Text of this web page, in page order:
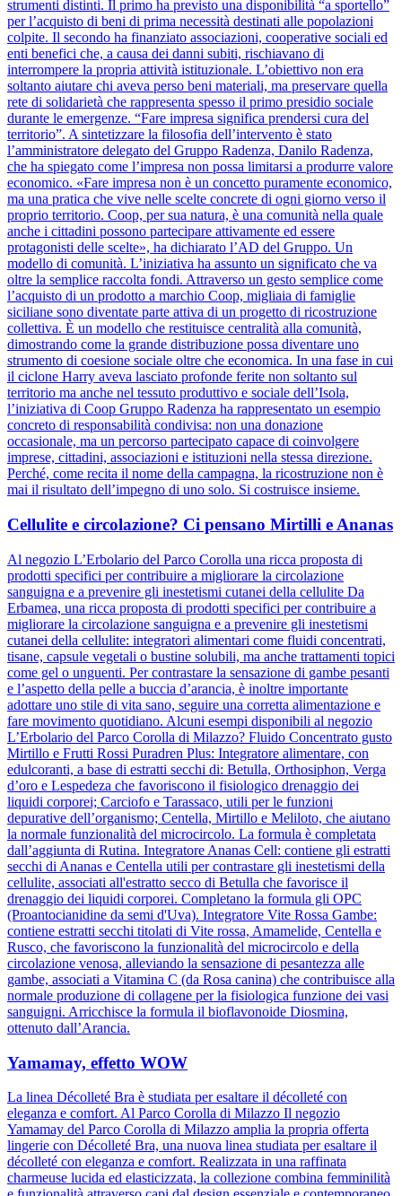
strumenti distinti. Il primo ha previsto una disponibilità “a sportello”
per l’acquisto di beni di prima necessità destinati alle popolazioni
colpite. Il secondo ha finanziato associazioni, cooperative sociali ed
enti benefici che, a causa dei danni subiti, rischiavano di
interrompere la propria attività istituzionale. L’obiettivo non era
soltanto aiutare chi aveva perso beni materiali, ma preservare quella
rete di solidarietà che rappresenta spesso il primo presidio sociale
durante le emergenze. “Fare impresa significa prendersi cura del
territorio”. A sintetizzare la filosofia dell’intervento è stato
l’amministratore delegato del Gruppo Radenza, Danilo Radenza,
che ha spiegato come l’impresa non possa limitarsi a produrre valore
economico. «Fare impresa non è un concetto puramente economico,
ma una pratica che vive nelle scelte concrete di ogni giorno verso il
proprio territorio. Coop, per sua natura, è una comunità nella quale
anche i cittadini possono partecipare attivamente ed essere
protagonisti delle scelte», ha dichiarato l’AD del Gruppo. Un
modello di comunità. L’iniziativa ha assunto un significato che va
oltre la semplice raccolta fondi. Attraverso un gesto semplice come
l’acquisto di un prodotto a marchio Coop, migliaia di famiglie
siciliane sono diventate parte attiva di un progetto di ricostruzione
collettiva. È un modello che restituisce centralità alla comunità,
dimostrando come la grande distribuzione possa diventare uno
strumento di coesione sociale oltre che economica. In una fase in cui
il ciclone Harry aveva lasciato profonde ferite non soltanto sul
territorio ma anche nel tessuto produttivo e sociale dell’Isola,
l’iniziativa di Coop Gruppo Radenza ha rappresentato un esempio
concreto di responsabilità condivisa: non una donazione
occasionale, ma un percorso partecipato capace di coinvolgere
imprese, cittadini, associazioni e istituzioni nella stessa direzione.
Perché, come recita il nome della campagna, la ricostruzione non è
mai il risultato dell’impegno di uno solo. Si costruisce insieme.
Cellulite e circolazione? Ci pensano Mirtilli e Ananas
Al negozio L’Erbolario del Parco Corolla una ricca proposta di
prodotti specifici per contribuire a migliorare la circolazione
sanguigna e a prevenire gli inestetismi cutanei della cellulite Da
Erbamea, una ricca proposta di prodotti specifici per contribuire a
migliorare la circolazione sanguigna e a prevenire gli inestetismi
cutanei della cellulite: integratori alimentari come fluidi concentrati,
tisane, capsule vegetali o bustine solubili, ma anche trattamenti topici
come gel o unguenti. Per contrastare la sensazione di gambe pesanti
e l’aspetto della pelle a buccia d’arancia, è inoltre importante
adottare uno stile di vita sano, seguire una corretta alimentazione e
fare movimento quotidiano. Alcuni esempi disponibili al negozio
L’Erbolario del Parco Corolla di Milazzo? Fluido Concentrato gusto
Mirtillo e Frutti Rossi Puradren Plus: Integratore alimentare, con
edulcoranti, a base di estratti secchi di: Betulla, Orthosiphon, Verga
d’oro e Lespedeza che favoriscono il fisiologico drenaggio dei
liquidi corporei; Carciofo e Tarassaco, utili per le funzioni
depurative dell’organismo; Centella, Mirtillo e Meliloto, che aiutano
la normale funzionalità del microcircolo. La formula è completata
dall’aggiunta di Rutina. Integratore Ananas Cell: contiene gli estratti
secchi di Ananas e Centella utili per contrastare gli inestetismi della
cellulite, associati all'estratto secco di Betulla che favorisce il
drenaggio dei liquidi corporei. Completano la formula gli OPC
(Proantocianidine da semi d'Uva). Integratore Vite Rossa Gambe:
contiene estratti secchi titolati di Vite rossa, Amamelide, Centella e
Rusco, che favoriscono la funzionalità del microcircolo e della
circolazione venosa, alleviando la sensazione di pesantezza alle
gambe, associati a Vitamina C (da Rosa canina) che contribuisce alla
normale produzione di collagene per la fisiologica funzione dei vasi
sanguigni. Arricchisce la formula il bioflavonoide Diosmina,
ottenuto dall’Arancia.
Yamamay, effetto WOW
La linea Décolleté Bra è studiata per esaltare il décolleté con
eleganza e comfort. Al Parco Corolla di Milazzo Il negozio
Yamamay del Parco Corolla di Milazzo amplia la propria offerta
lingerie con Décolleté Bra, una nuova linea studiata per esaltare il
décolleté con eleganza e comfort. Realizzata in una raffinata
charmeuse lucida ed elasticizzata, la collezione combina femminilità